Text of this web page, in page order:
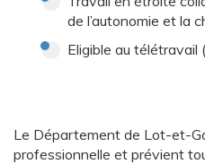
de l’autonomie et la
Eligible au télétravail
Le Département de Lot-et-
professionnelle et prévient